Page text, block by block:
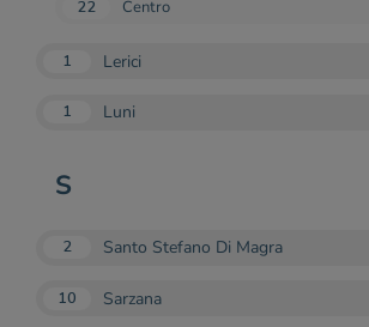
22
Centro
1 Lerici
1 Luni
S
2 Santo Stefano Di Magra
10 Sarzana